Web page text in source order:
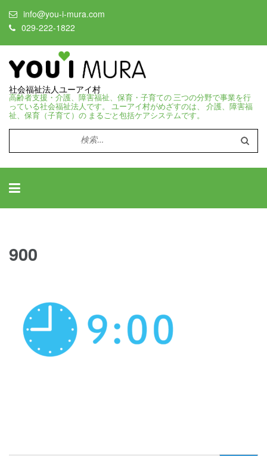
info@you-i-mura.com
029-222-1822
社会福祉法人ユーアイ村
高齢者支援・介護、障害福祉、保育・子育ての 三つの分野で事業を行
っている社会福祉法人です。 ユーアイ村がめざすのは、 介護、障害福
祉、保育（子育て）の まるごと包括ケアシステムです。
検
索:
900